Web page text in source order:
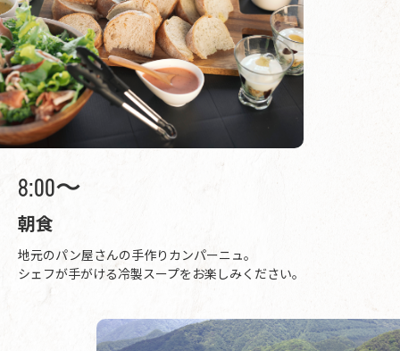
8:00〜
朝食
地元のパン屋さんの手作りカンパーニュ。
シェフが手がける冷製スープをお楽しみください。